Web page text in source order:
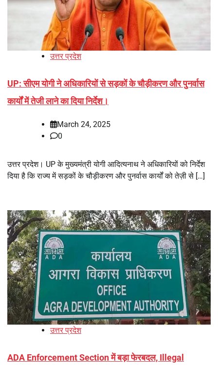
उत्तर प्रदेश
UP: सीएम योगी ने अधिकारियों से सड़कों के चौड़ीकरण और पुनर्वास
कार्यों में तेजी लाने का दिया निर्देश।
March 24, 2025
0
उत्तर प्रदेश। UP के मुख्यमंत्री योगी आदित्यनाथ ने अधिकारियों को निर्देश
दिया है कि राज्य में सड़कों के चौड़ीकरण और पुनर्वास कार्यों को तेज़ी से […]
उत्तर प्रदेश
ADA Enforcement Section में बड़ा फेरबदल, Illegal